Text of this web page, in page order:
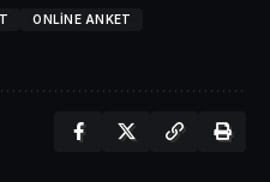
ONLINE ANKET